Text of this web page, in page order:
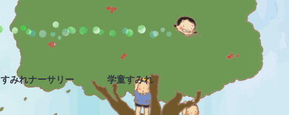
すみれナーサリー
学童すみれ